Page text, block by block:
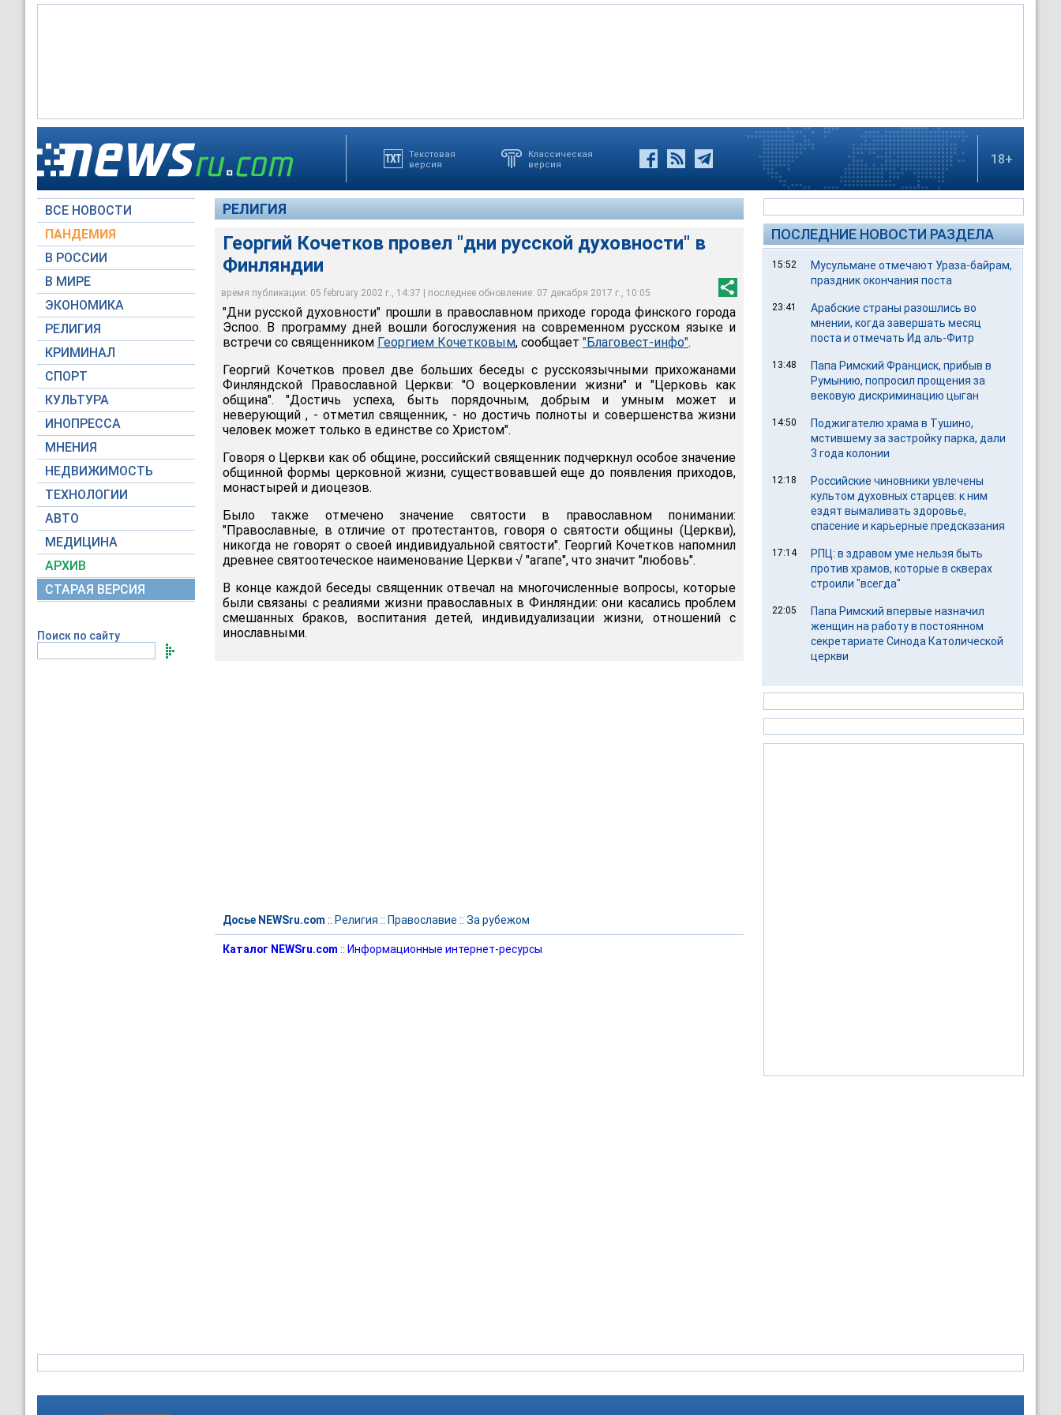
Текстовая
версия
Классическая
версия
18+
ВСЕ НОВОСТИ
ПАНДЕМИЯ
В РОССИИ
В МИРЕ
ЭКОНОМИКА
РЕЛИГИЯ
КРИМИНАЛ
СПОРТ
КУЛЬТУРА
ИНОПРЕССА
МНЕНИЯ
НЕДВИЖИМОСТЬ
ТЕХНОЛОГИИ
АВТО
МЕДИЦИНА
АРХИВ
СТАРАЯ ВЕРСИЯ
Поиск по сайту
РЕЛИГИЯ
Георгий Кочетков провел "дни русской духовности" в
Финляндии
время публикации: 05 february 2002 г., 14:37 | последнее обновление: 07 декабря 2017 г., 10:05
"Дни русской духовности" прошли в православном приходе города финского города
Эспоо. В программу дней вошли богослужения на современном русском языке и
встречи со священником Георгием Кочетковым, сообщает "Благовест-инфо".
Георгий Кочетков провел две больших беседы с русскоязычными прихожанами
Финляндской Православной Церкви: "О воцерковлении жизни" и "Церковь как
община". "Достичь успеха, быть порядочным, добрым и умным может и
неверующий , - отметил священник, - но достичь полноты и совершенства жизни
человек может только в единстве со Христом".
Говоря о Церкви как об общине, российский священник подчеркнул особое значение
общинной формы церковной жизни, существовавшей еще до появления приходов,
монастырей и диоцезов.
Было также отмечено значение святости в православном понимании:
"Православные, в отличие от протестантов, говоря о святости общины (Церкви),
никогда не говорят о своей индивидуальной святости". Георгий Кочетков напомнил
древнее святоотеческое наименование Церкви √ "агапе", что значит "любовь".
В конце каждой беседы священник отвечал на многочисленные вопросы, которые
были связаны с реалиями жизни православных в Финляндии: они касались проблем
смешанных браков, воспитания детей, индивидуализации жизни, отношений с
инославными.
Досье NEWSru.com :: Религия :: Православие :: За рубежом
Каталог NEWSru.com :: Информационные интернет-ресурсы
ПОСЛЕДНИЕ НОВОСТИ РАЗДЕЛА
15:52
Мусульмане отмечают Ураза-байрам,
праздник окончания поста
23:41
Арабские страны разошлись во
мнении, когда завершать месяц
поста и отмечать Ид аль-Фитр
13:48
Папа Римский Франциск, прибыв в
Румынию, попросил прощения за
вековую дискриминацию цыган
14:50
Поджигателю храма в Тушино,
мстившему за застройку парка, дали
3 года колонии
12:18
Российские чиновники увлечены
культом духовных старцев: к ним
ездят вымаливать здоровье,
спасение и карьерные предсказания
17:14
РПЦ: в здравом уме нельзя быть
против храмов, которые в скверах
строили "всегда"
22:05
Папа Римский впервые назначил
женщин на работу в постоянном
секретариате Синода Католической
церкви